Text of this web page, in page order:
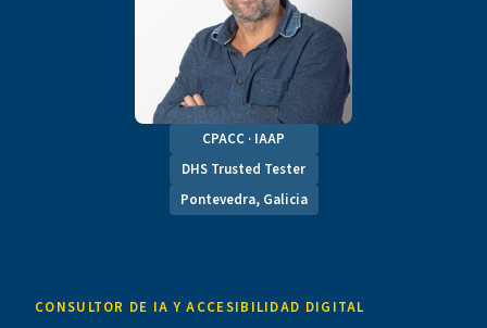
CPACC · IAAP
DHS Trusted Tester
Pontevedra, Galicia
CONSULTOR DE IA Y ACCESIBILIDAD DIGITAL